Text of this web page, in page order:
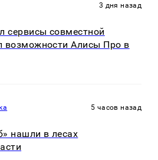
3 дня назад
сервисы совместной
возможности Алисы Про в
5 часов назад
нашли в лесах